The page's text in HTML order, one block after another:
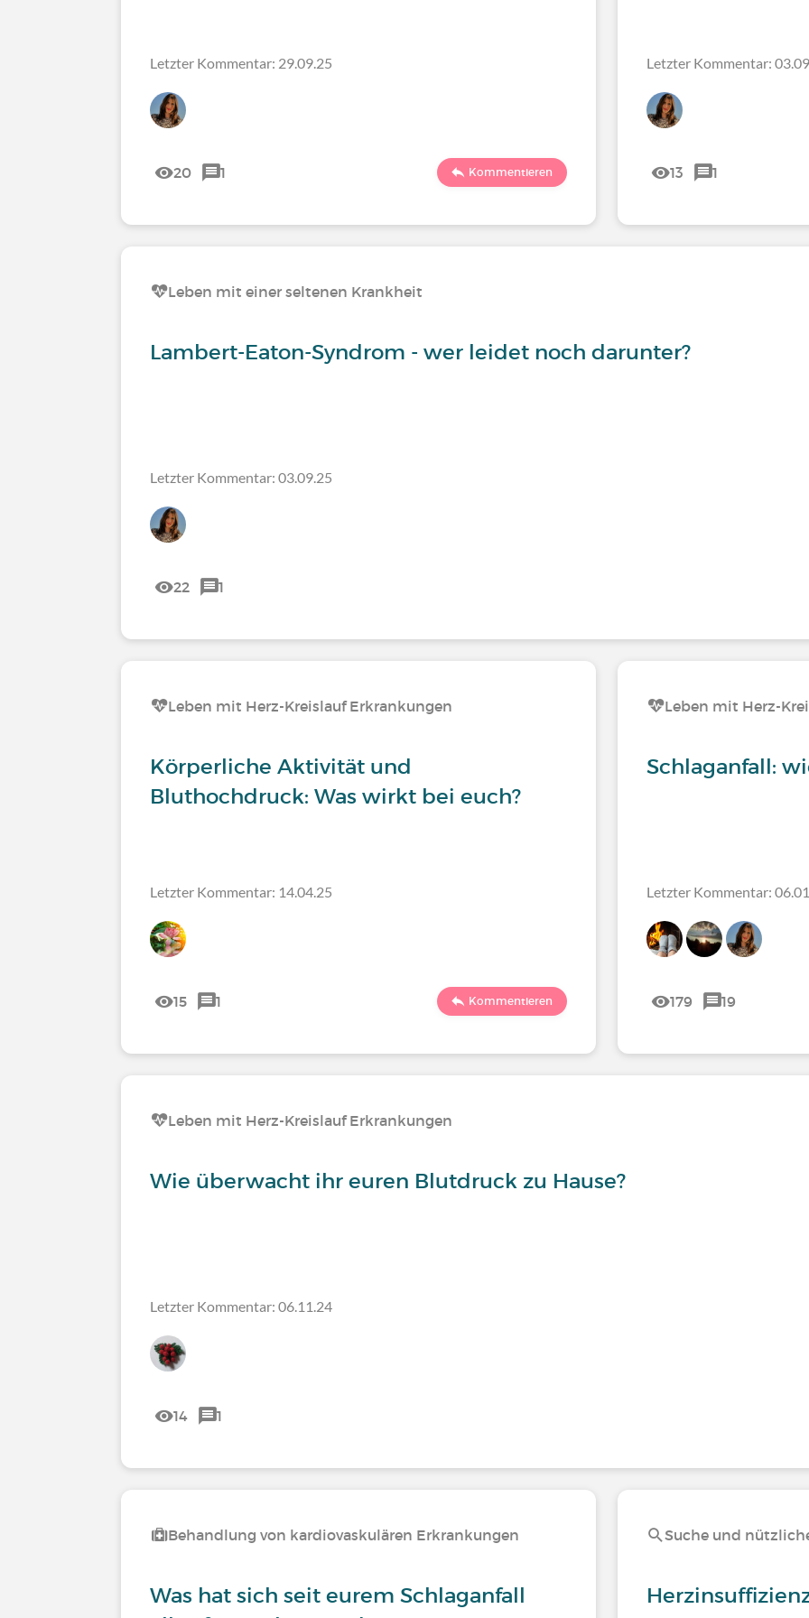
Letzter Kommentar: 29.09.25
20 1 Kommentieren
Letzter Kommentar:
13 1
Leben mit einer seltenen Krankheit
Lambert-Eaton-Syndrom - wer leidet noch darunter?
Letzter Kommentar: 03.09.25
22 1
Leben mit Herz-Kreislauf Erkrankungen
Körperliche Aktivität und
Bluthochdruck: Was wirkt bei euch?
Letzter Kommentar: 14.04.25
15 1 Kommentieren
Leben mit Herz-
Schlaganfall:
Letzter Kommentar:
179 19
Leben mit Herz-Kreislauf Erkrankungen
Wie überwacht ihr euren Blutdruck zu Hause?
Letzter Kommentar: 06.11.24
14 1
Behandlung von kardiovaskulären Erkrankungen
Was hat sich seit eurem Schlaganfall
Suche und